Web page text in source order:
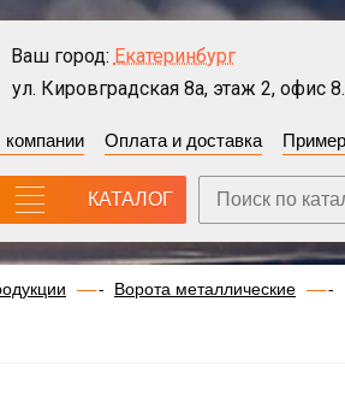
Ваш город: Екатеринбург
ул. Кировградская 8а, этаж 2, офис
Оплата и доставка
КАТАЛОГ
Ворота металлические